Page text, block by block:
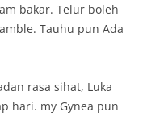
bakar. Telur boleh
Tauhu pun Ada
rasa sihat, Luka
hari. my Gynea pun